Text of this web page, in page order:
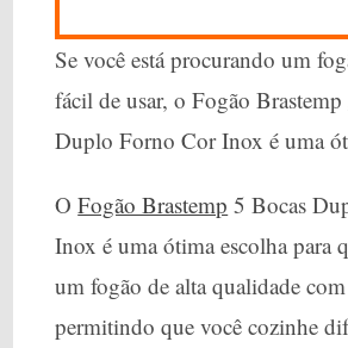
Se você está procurando um
fácil de usar, o Fogão Brastemp
Duplo Forno Cor Inox é uma
OFogão Brastemp 5 Bocas
Inox é uma ótima escolha para
um fogão de alta qualidade
permitindo que você cozinhe